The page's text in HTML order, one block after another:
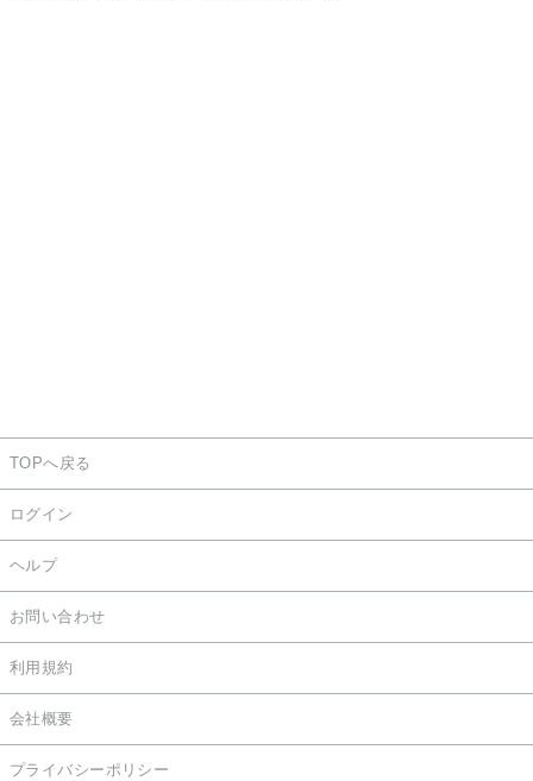
TOPへ戻る
ログイン
ヘルプ
お問い合わせ
利用規約
会社概要
プライバシーポリシー